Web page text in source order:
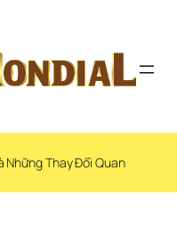
Những Thay Đổi Quan